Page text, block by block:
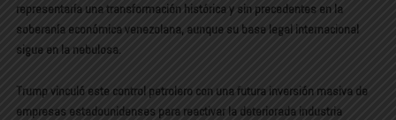
representaría una transformación histórica y sin precedentes en la
soberanía económica venezolana, aunque su base legal internacional
sigue en la nebulosa.
Trump vinculó este control petrolero con una futura inversión masiva de
empresas estadounidenses para reactivar la deteriorada industria